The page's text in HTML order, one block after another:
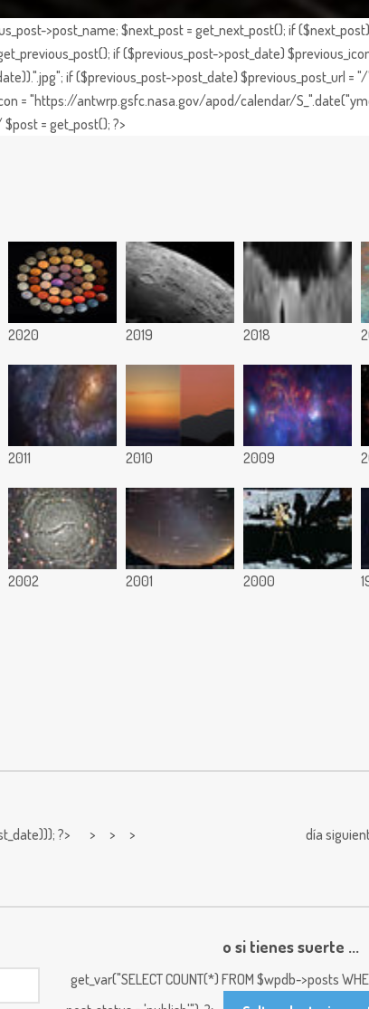
>post_name; $next_post = get_next_post(); if
if ($previous_post->post_date)
if ($previous_post->post_date) $previous_post_url
= "https://antwrp.gsfc.nasa.gov/apod/calendar/
= get_post(); ?>
2020 2019 2018
2011 2010 2009
2002 2001 2000
?> > > > día
o si tienes suerte ...
get_var("SELECT COUNT(*) FROM $wpdb->posts